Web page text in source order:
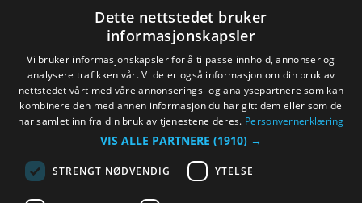
Vilkår og betingelser
© Byen Vår Drammen/Destinasjon Drammen 2026.
Dette nettstedet bruker
informasjonskapsler
Vi bruker informasjonskapsler for å tilpasse innhold, annonser og
analysere trafikken vår. Vi deler også informasjon om din bruk av
nettstedet vårt med våre annonserings- og analysepartnere som kan
kombinere den med annen informasjon du har gitt dem eller som de
har samlet inn fra din bruk av tjenestene deres. Personvernerklæring
VIS ALLE PARTNERE (1910) →
STRENGT NØDVENDIG YTELSE